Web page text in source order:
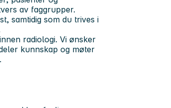
av faggrupper.
samtidig som du trives i
radiologi. Vi ønsker
kunnskap og møter